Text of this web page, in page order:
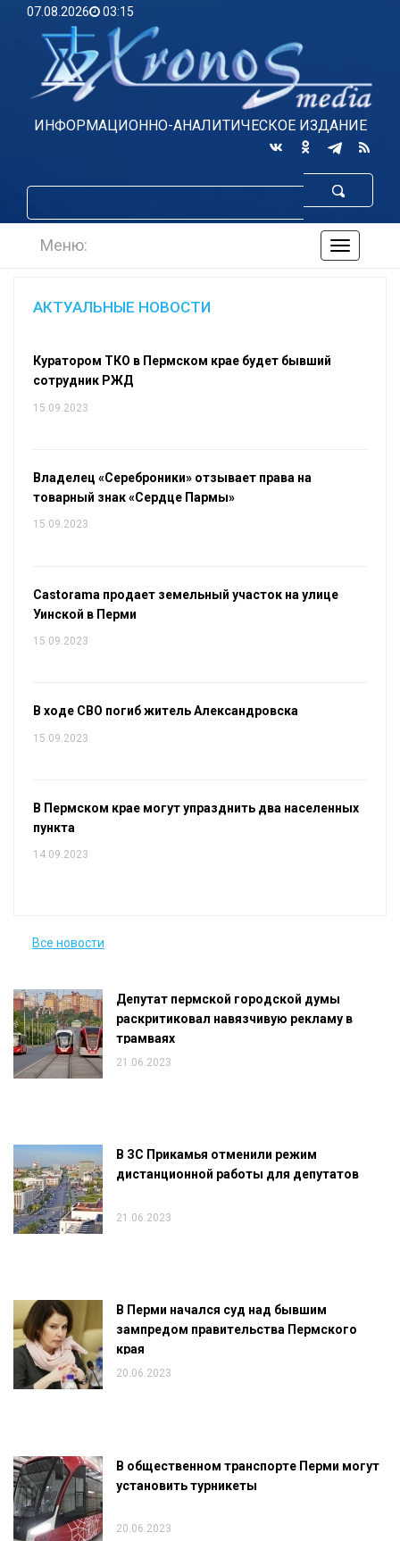
07.08.2026 03:15
ИНФОРМАЦИОННО-АНАЛИТИЧЕСКОЕ ИЗДАНИЕ
по
Меню:
АКТУАЛЬНЫЕ НОВОСТИ
Куратором ТКО в Пермском крае будет бывший
сотрудник РЖД
15.09.2023
Владелец «Сереброники» отзывает права на
товарный знак «Сердце Пармы»
15.09.2023
Castorama продает земельный участок на улице
Уинской в Перми
15.09.2023
В ходе СВО погиб житель Александровска
15.09.2023
В Пермском крае могут упразднить два населенных
пункта
14.09.2023
Все новости
Депутат пермской городской думы
раскритиковал навязчивую рекламу в
трамваях
21.06.2023
В ЗС Прикамья отменили режим
дистанционной работы для депутатов
21.06.2023
В Перми начался суд над бывшим
зампредом правительства Пермского
края
20.06.2023
В общественном транспорте Перми могут
установить турникеты
20.06.2023